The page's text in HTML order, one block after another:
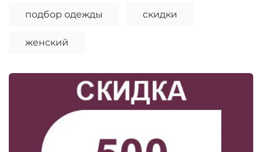
подбор одежды скидки
женский